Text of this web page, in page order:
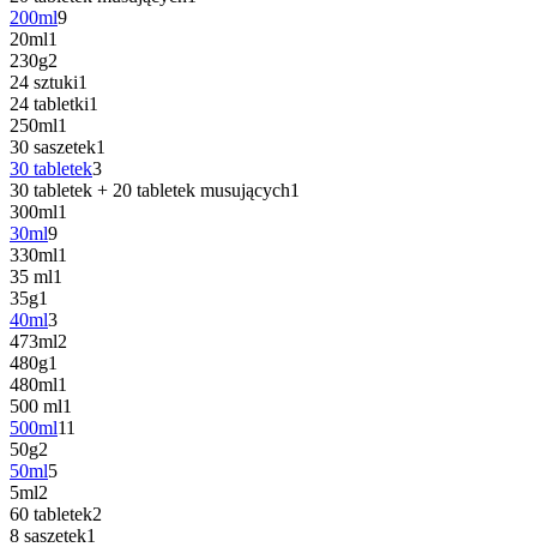
200ml9
20ml1
230g2
24 sztuki1
24 tabletki1
250ml1
30 saszetek1
30 tabletek3
30 tabletek + 20 tabletek musujących1
300ml1
30ml9
330ml1
35 ml1
35g1
40ml3
473ml2
480g1
480ml1
500 ml1
500ml11
50g2
50ml5
5ml2
60 tabletek2
8 saszetek1